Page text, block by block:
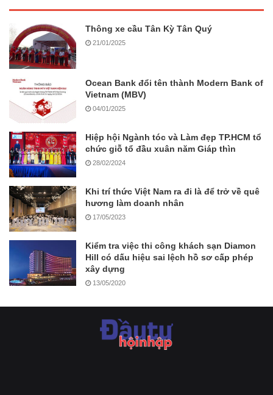
Thông xe cầu Tân Kỳ Tân Quý
21/01/2025
Ocean Bank đổi tên thành Modern Bank of
Vietnam (MBV)
04/01/2025
Hiệp hội Ngành tóc và Làm đẹp TP.HCM tổ
chức giỗ tổ đầu xuân năm Giáp thìn
28/02/2024
Khi trí thức Việt Nam ra đi là để trở về quê
hương làm doanh nhân
17/05/2023
Kiểm tra việc thi công khách sạn Diamon
Hill có dấu hiệu sai lệch hồ sơ cấp phép
xây dựng
13/05/2020